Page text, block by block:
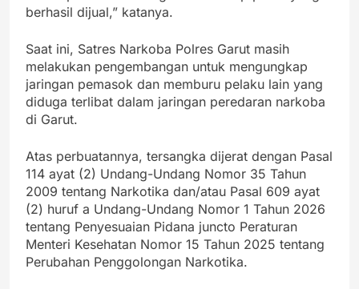
berhasil dijual,” katanya.
Saat ini, Satres Narkoba Polres Garut masih
melakukan pengembangan untuk mengungkap
jaringan pemasok dan memburu pelaku lain yang
diduga terlibat dalam jaringan peredaran narkoba
di Garut.
Atas perbuatannya, tersangka dijerat dengan Pasal
114 ayat (2) Undang-Undang Nomor 35 Tahun
2009 tentang Narkotika dan/atau Pasal 609 ayat
(2) huruf a Undang-Undang Nomor 1 Tahun 2026
tentang Penyesuaian Pidana juncto Peraturan
Menteri Kesehatan Nomor 15 Tahun 2025 tentang
Perubahan Penggolongan Narkotika.